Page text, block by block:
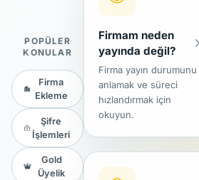
POPÜLER
KONULAR
Firma
Ekleme
Şifre
İşlemleri
Gold
Üyelik
tıklayın — editör
onayı 1-3 iş
günü
Firmam neden
yayında değil?
Firma yayın durumunu
anlamak ve süreci
hızlandırmak için
okuyun.